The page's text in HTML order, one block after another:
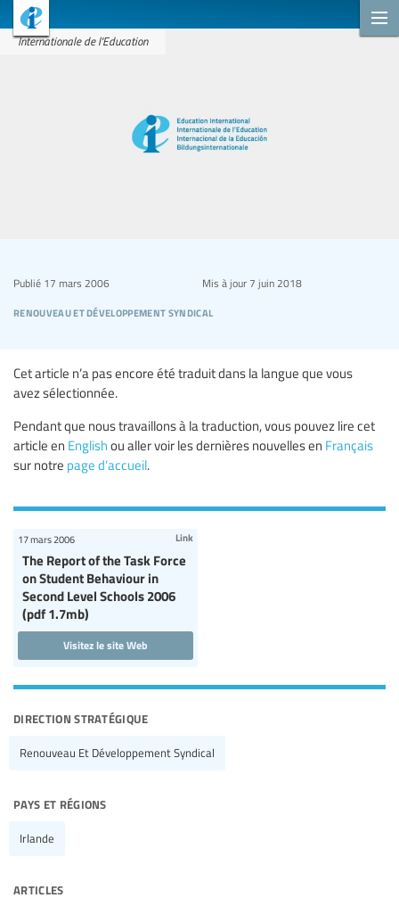
Internationale de l'Education
renouveau et développement syndical
Publié 17 mars 2006 Mis à jour7 juin 2018
Cet article n’a pas encore été traduit dans la langue que vous
avez sélectionnée.
Pendant que nous travaillons à la traduction, vous pouvez lire cet
article en English ou aller voir les dernières nouvelles en Français
sur notre page d’accueil.
The Report of the Task Force
on Student Behaviour in
Second Level Schools 2006
(pdf 1.7mb)
17 mars 2006 Link
Visitez le site Web
direction stratégique
Renouveau Et Développement Syndical
pays et régions
Irlande
articles